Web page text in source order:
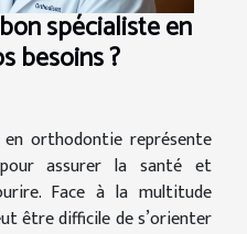
spécialiste en
besoins ?
orthodontie représente
assurer la santé et
Face à la multitude
être difficile de s’orienter